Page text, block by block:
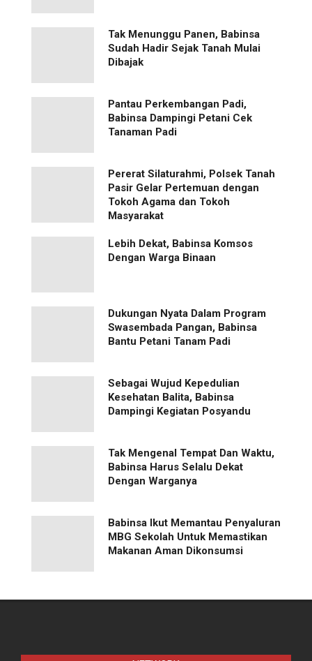
Tak Menunggu Panen, Babinsa
Sudah Hadir Sejak Tanah Mulai
Dibajak
Pantau Perkembangan Padi,
Babinsa Dampingi Petani Cek
Tanaman Padi
Pererat Silaturahmi, Polsek Tanah
Pasir Gelar Pertemuan dengan
Tokoh Agama dan Tokoh
Masyarakat
Lebih Dekat, Babinsa Komsos
Dengan Warga Binaan
Dukungan Nyata Dalam Program
Swasembada Pangan, Babinsa
Bantu Petani Tanam Padi
Sebagai Wujud Kepedulian
Kesehatan Balita, Babinsa
Dampingi Kegiatan Posyandu
Tak Mengenal Tempat Dan Waktu,
Babinsa Harus Selalu Dekat
Dengan Warganya
Babinsa Ikut Memantau Penyaluran
MBG Sekolah Untuk Memastikan
Makanan Aman Dikonsumsi